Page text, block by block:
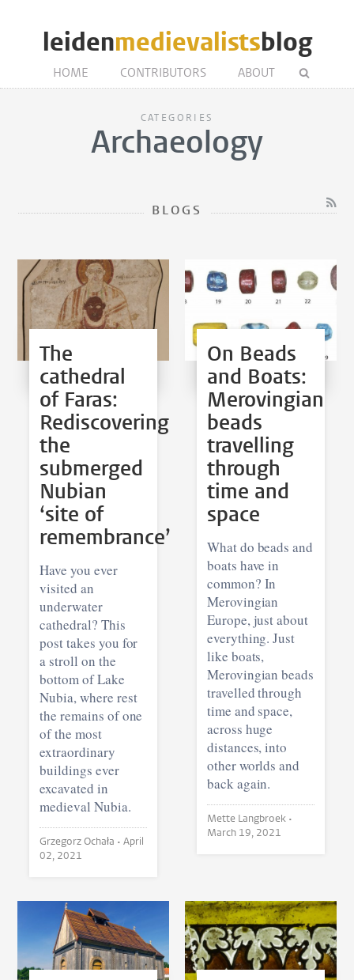
leidenmedievalistsblog
HOME CONTRIBUTORS ABOUT
CATEGORIES
Archaeology
BLOGS
The
cathedral
of Faras:
Rediscovering
the
submerged
Nubian
‘site of
remembrance’
Have you ever
visited an
underwater
cathedral? This
post takes you for
a stroll on the
bottom of Lake
Nubia, where rest
the remains of one
of the most
extraordinary
buildings ever
excavated in
medieval Nubia.
Grzegorz Ochała •April
02, 2021
On Beads
and Boats:
Merovingian
beads
travelling
through
time and
space
What do beads and
boats have in
common? In
Merovingian
Europe, just about
everything. Just
like boats,
Merovingian beads
travelled through
time and space,
across huge
distances, into
other worlds and
back again.
Mette Langbroek •
March 19, 2021